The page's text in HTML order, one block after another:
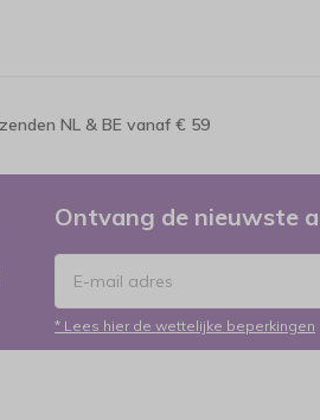
NL & BE vanaf € 59
Ontvang de nieuwste
* Lees hier de wettelijke beperkingen